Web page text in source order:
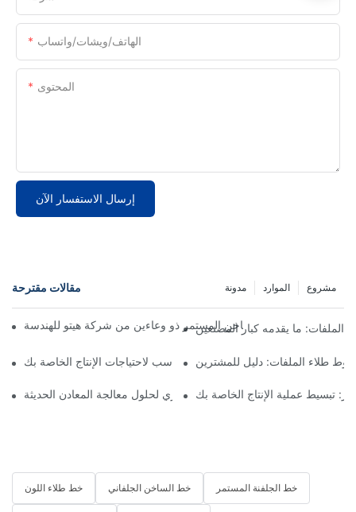
الهاتف/ويشات/واتساب
المحتوى
إرسال الاستفسار الآن
مقالات مقترحة مشروع الموارد مدونة
الملفات: ما يقدمه كبار المصنعين
طلاء الملفات: اختيار الشريك المناسب لاحتياجات الإنتاج الخاصة بك
طلاء الملفات: دليل للمشترين
خط طلاء الملفات: ضروري لحلول معالجة المعادن الحديثة
تبسيط عملية الإنتاج الخاصة بك
خط طلاء اللون خط الساخن الجلفاني خط الجلفنة المستمر